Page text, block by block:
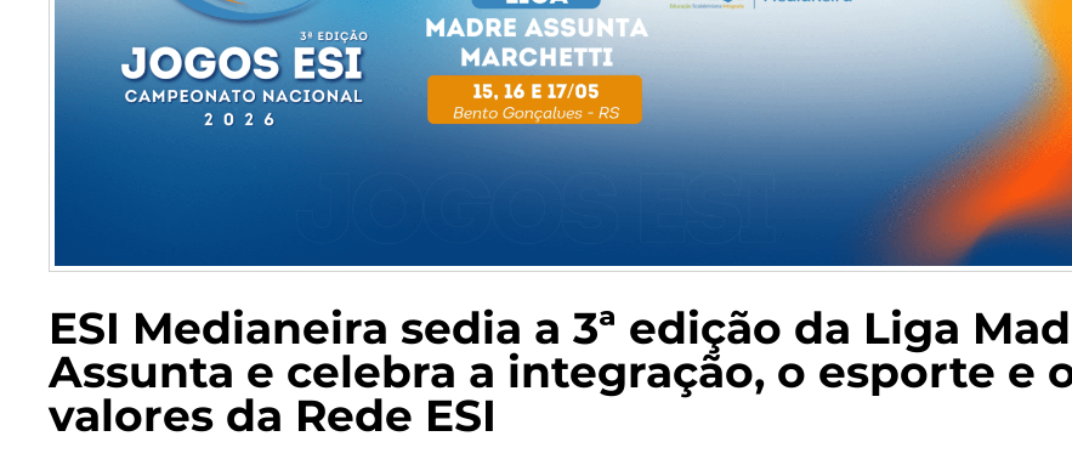
ESI Medianeira sedia a 3ª edição da Liga
Assunta e celebra a integração, o esporte e
valores da Rede ESI